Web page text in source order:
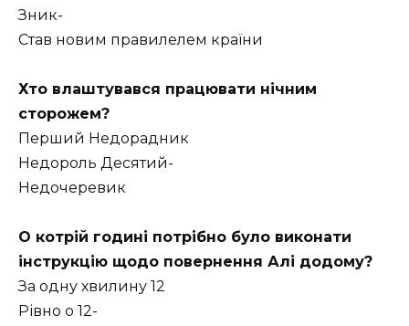
Зник-
Став новим правилелем країни
Хто влаштувався працювати нічним
сторожем?
Перший Недорадник
Недороль Десятий-
Недочеревик
О котрій годині потрібно було виконати
інструкцію щодо повернення Алі додому?
За одну хвилину 12
Рівно о 12-